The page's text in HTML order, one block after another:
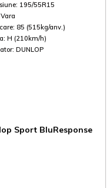
195/55R15
Vara
85 (515kg/anv.)
H (210km/h)
DUNLOP
Sport BluResponse